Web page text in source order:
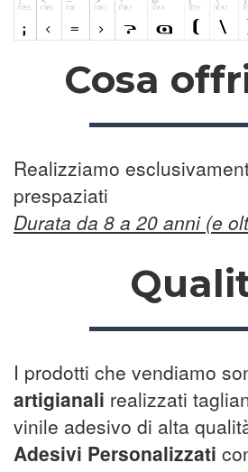
Cosa
Realizziamo
prespaziati
Durata da 8 a 20 anni (e
I prodotti che vendiamo
artigianali realizzati
vinile adesivo di alta
Adesivi Personalizzati